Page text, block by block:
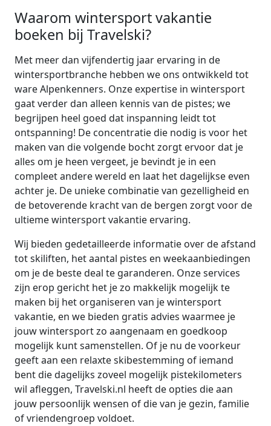
Waarom wintersport vakantie
boeken bij Travelski?
Met meer dan vijfendertig jaar ervaring in de
wintersportbranche hebben we ons ontwikkeld tot
ware Alpenkenners. Onze expertise in wintersport
gaat verder dan alleen kennis van de pistes; we
begrijpen heel goed dat inspanning leidt tot
ontspanning! De concentratie die nodig is voor het
maken van die volgende bocht zorgt ervoor dat je
alles om je heen vergeet, je bevindt je in een
compleet andere wereld en laat het dagelijkse even
achter je. De unieke combinatie van gezelligheid en
de betoverende kracht van de bergen zorgt voor de
ultieme wintersport vakantie ervaring.
Wij bieden gedetailleerde informatie over de afstand
tot skiliften, het aantal pistes en weekaanbiedingen
om je de beste deal te garanderen. Onze services
zijn erop gericht het je zo makkelijk mogelijk te
maken bij het organiseren van je wintersport
vakantie, en we bieden gratis advies waarmee je
jouw wintersport zo aangenaam en goedkoop
mogelijk kunt samenstellen. Of je nu de voorkeur
geeft aan een relaxte skibestemming of iemand
bent die dagelijks zoveel mogelijk pistekilometers
wil afleggen, Travelski.nl heeft de opties die aan
jouw persoonlijk wensen of die van je gezin, familie
of vriendengroep voldoet.